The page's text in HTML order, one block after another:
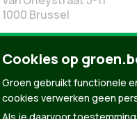
1000 Brussel
02 219 19 19
Cookies op
Groen gebruikt functionele
cookies verwerken geen